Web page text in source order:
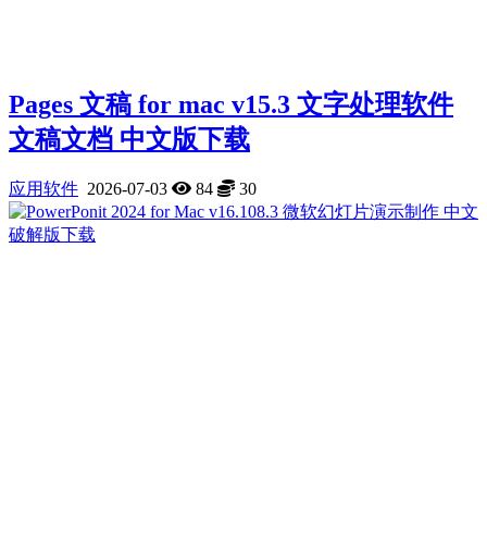
Pages 文稿 for mac v15.3 文字处理软件
文稿文档 中文版下载
应用软件 2026-07-03 84 30